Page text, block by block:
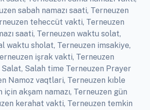
sabah namazı saati, Terneuzen
teheccüt vakti, Terneuzen
saati, Terneuzen waktu solat,
waktu sholat, Terneuzen imsakiye,
işrak vakti, Terneuzen
Salat, Salah time Terneuzen Prayer
Namoz vaqtlari, Terneuzen kıble
için akşam namazı, Terneuzen gün
kerahat vakti, Terneuzen temkin